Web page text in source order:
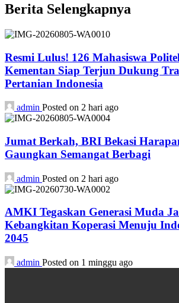
Berita Selengkapnya
Resmi Lulus! 126 Mahasiswa
Kementan Siap Terjun Dukung
Pertanian Indonesia
admin Posted on 2 hari ago
Jumat Berkah, BRI Bekasi
Gaungkan Semangat Berbagi
admin Posted on 2 hari ago
AMKI Tegaskan Generasi Muda
Kebangkitan Koperasi Menuju
2045
admin Posted on 1 minggu ago